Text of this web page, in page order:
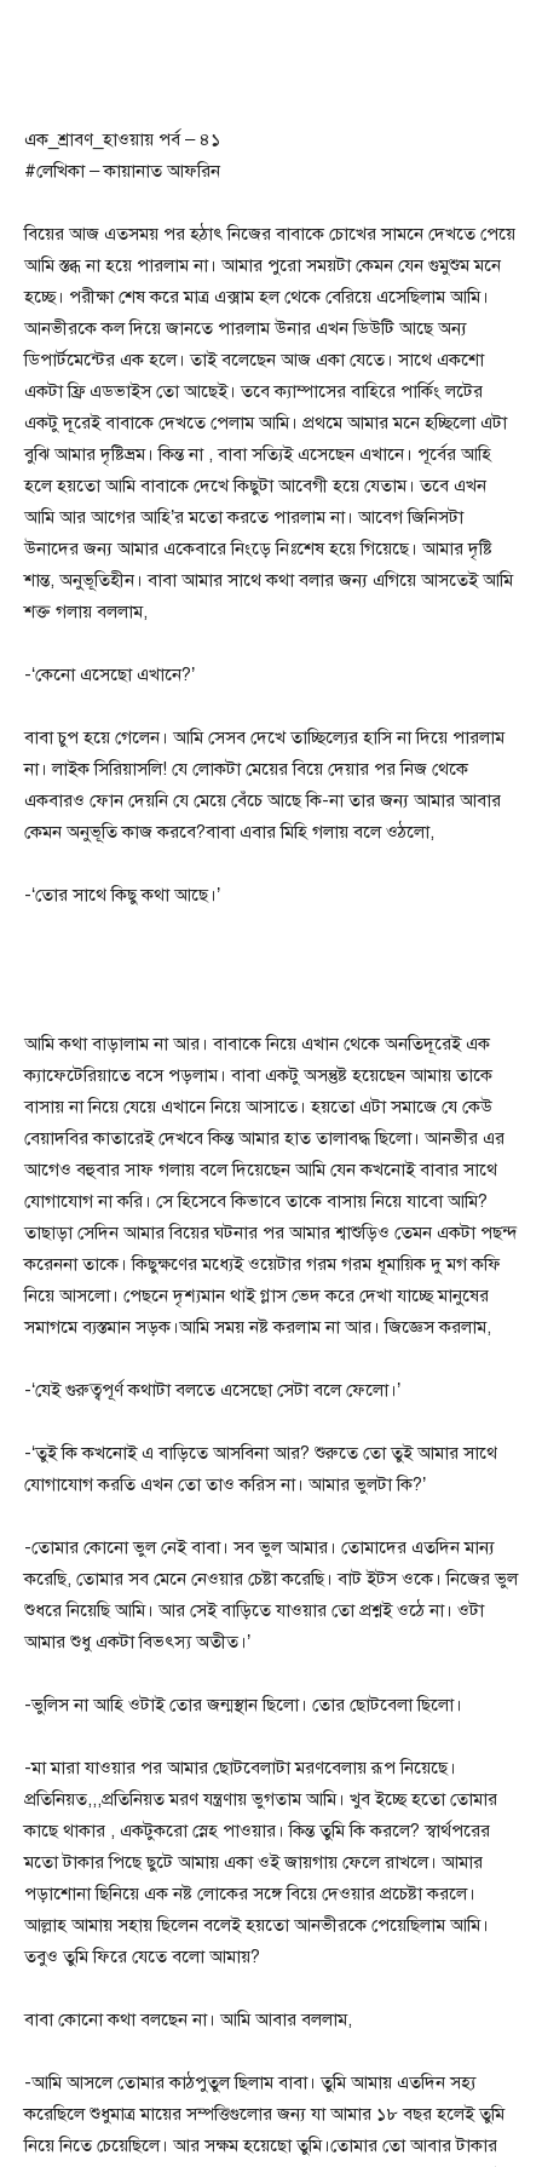
এক_শ্রাবণ_হাওয়ায় পর্ব – ৪১
#লেখিকা – কায়ানাত আফরিন
বিয়ের আজ এতসময় পর হঠাৎ নিজের বাবাকে চোখের সামনে দেখতে পেয়ে
আমি স্তব্ধ না হয়ে পারলাম না। আমার পুরো সময়টা কেমন যেন গুমুশুম মনে
হচ্ছে। পরীক্ষা শেষ করে মাত্র এক্সাম হল থেকে বেরিয়ে এসেছিলাম আমি।
আনভীরকে কল দিয়ে জানতে পারলাম উনার এখন ডিউটি আছে অন্য
ডিপার্টমেন্টের এক হলে। তাই বলেছেন আজ একা যেতে। সাথে একশো
একটা ফ্রি এডভাইস তো আছেই। তবে ক্যাম্পাসের বাহিরে পার্কিং লটের
একটু দূরেই বাবাকে দেখতে পেলাম আমি। প্রথমে আমার মনে হচ্ছিলো এটা
বুঝি আমার দৃষ্টিভ্রম। কিন্ত না , বাবা সত্যিই এসেছেন এখানে। পূর্বের আহি
হলে হয়তো আমি বাবাকে দেখে কিছুটা আবেগী হয়ে যেতাম। তবে এখন
আমি আর আগের আহি’র মতো করতে পারলাম না। আবেগ জিনিসটা
উনাদের জন্য আমার একেবারে নিংড়ে নিঃশেষ হয়ে গিয়েছে। আমার দৃষ্টি
শান্ত, অনুভূতিহীন। বাবা আমার সাথে কথা বলার জন্য এগিয়ে আসতেই আমি
শক্ত গলায় বললাম,
-‘কেনো এসেছো এখানে?’
বাবা চুপ হয়ে গেলেন। আমি সেসব দেখে তাচ্ছিল্যের হাসি না দিয়ে পারলাম
না। লাইক সিরিয়াসলি! যে লোকটা মেয়ের বিয়ে দেয়ার পর নিজ থেকে
একবারও ফোন দেয়নি যে মেয়ে বেঁচে আছে কি-না তার জন্য আমার আবার
কেমন অনুভূতি কাজ করবে?বাবা এবার মিহি গলায় বলে ওঠলো,
-‘তোর সাথে কিছু কথা আছে।’
আমি কথা বাড়ালাম না আর। বাবাকে নিয়ে এখান থেকে অনতিদূরেই এক
ক্যাফেটেরিয়াতে বসে পড়লাম। বাবা একটু অসন্তুষ্ট হয়েছেন আমায় তাকে
বাসায় না নিয়ে যেয়ে এখানে নিয়ে আসাতে। হয়তো এটা সমাজে যে কেউ
বেয়াদবির কাতারেই দেখবে কিন্ত আমার হাত তালাবদ্ধ ছিলো। আনভীর এর
আগেও বহুবার সাফ গলায় বলে দিয়েছেন আমি যেন কখনোই বাবার সাথে
যোগাযোগ না করি। সে হিসেবে কিভাবে তাকে বাসায় নিয়ে যাবো আমি?
তাছাড়া সেদিন আমার বিয়ের ঘটনার পর আমার শ্বাশুড়িও তেমন একটা পছন্দ
করেননা তাকে। কিছুক্ষণের মধ্যেই ওয়েটার গরম গরম ধূমায়িক দু মগ কফি
নিয়ে আসলো। পেছনে দৃশ্যমান থাই গ্লাস ভেদ করে দেখা যাচ্ছে মানুষের
সমাগমে ব্যস্তমান সড়ক।আমি সময় নষ্ট করলাম না আর। জিজ্ঞেস করলাম,
-‘যেই গুরুত্বপূর্ণ কথাটা বলতে এসেছো সেটা বলে ফেলো।’
-‘তুই কি কখনোই এ বাড়িতে আসবিনা আর? শুরুতে তো তুই আমার সাথে
যোগাযোগ করতি এখন তো তাও করিস না। আমার ভুলটা কি?’
-তোমার কোনো ভুল নেই বাবা। সব ভুল আমার। তোমাদের এতদিন মান্য
করেছি, তোমার সব মেনে নেওয়ার চেষ্টা করেছি। বাট ইটস ওকে। নিজের ভুল
শুধরে নিয়েছি আমি। আর সেই বাড়িতে যাওয়ার তো প্রশ্নই ওঠে না। ওটা
আমার শুধু একটা বিভৎস্য অতীত।’
-ভুলিস না আহি ওটাই তোর জন্মস্থান ছিলো। তোর ছোটবেলা ছিলো।
-মা মারা যাওয়ার পর আমার ছোটবেলাটা মরণবেলায় রূপ নিয়েছে।
প্রতিনিয়ত,,,প্রতিনিয়ত মরণ যন্ত্রণায় ভুগতাম আমি। খুব ইচ্ছে হতো তোমার
কাছে থাকার , একটুকরো স্নেহ পাওয়ার। কিন্ত তুমি কি করলে? স্বার্থপরের
মতো টাকার পিছে ছুটে আমায় একা ওই জায়গায় ফেলে রাখলে। আমার
পড়াশোনা ছিনিয়ে এক নষ্ট লোকের সঙ্গে বিয়ে দেওয়ার প্রচেষ্টা করলে।
আল্লাহ আমায় সহায় ছিলেন বলেই হয়তো আনভীরকে পেয়েছিলাম আমি।
তবুও তুমি ফিরে যেতে বলো আমায়?
বাবা কোনো কথা বলছেন না। আমি আবার বললাম,
-আমি আসলে তোমার কাঠপুতুল ছিলাম বাবা। তুমি আমায় এতদিন সহ্য
করেছিলে শুধুমাত্র মায়ের সম্পত্তিগুলোর জন্য যা আমার ১৮ বছর হলেই তুমি
নিয়ে নিতে চেয়েছিলে। আর সক্ষম হয়েছো তুমি।তোমার তো আবার টাকার